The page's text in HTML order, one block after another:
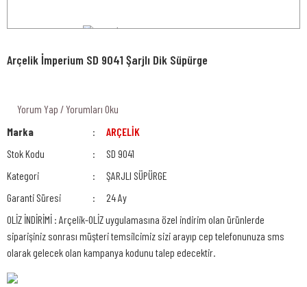
Arçelik İmperium SD 9041 Şarjlı Dik Süpürge
Yorum Yap / Yorumları Oku
Marka
ARÇELİK
Stok Kodu
SD 9041
Kategori
ŞARJLI SÜPÜRGE
Garanti Süresi
24 Ay
OLİZ İNDİRİMİ : Arçelik-OLİZ uygulamasına özel indirim olan ürünlerde
siparişiniz sonrası müşteri temsilcimiz sizi arayıp cep telefonunuza sms
olarak gelecek olan kampanya kodunu talep edecektir.